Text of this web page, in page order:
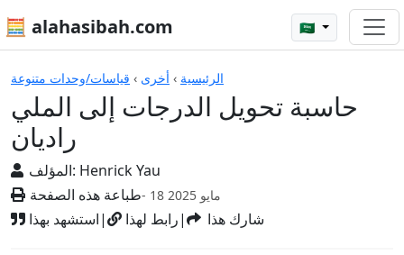
🧮 alahasibah.com 🇸🇦
الرئيسية › أخرى › قياسات/وحدات متنوعة
حاسبة تحويل الدرجات إلى الملي
راديان
المؤلف: Henrick Yau
طباعة هذه الصفحة
- 18 مايو 2025
استشهد بهذا| رابط لهذا| شارك هذا
الآلات الحاسبة